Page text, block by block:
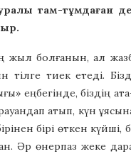
там-тұмдаған
болғанын, ал
тиек етеді.
еңбегінде, біздің
атып, күн
бірі өткен күйші,
Әр өнерпаз жеке